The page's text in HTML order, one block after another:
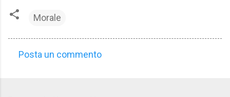
Morale
Posta un commento